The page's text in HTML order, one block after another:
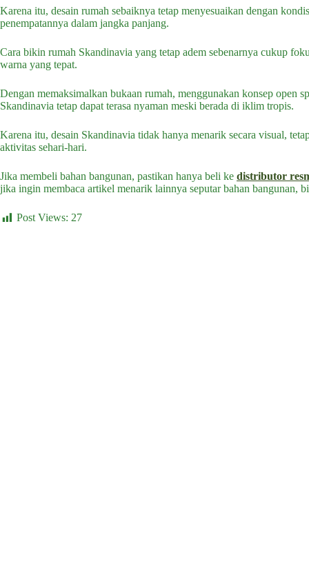
Karena itu, desain rumah sebaiknya tetap menyesuaikan dengan
penempatannya dalam jangka panjang.
Cara bikin rumah Skandinavia yang tetap adem sebenarnya cukup
warna yang tepat.
Dengan memaksimalkan bukaan rumah, menggunakan konsep open
Skandinavia tetap dapat terasa nyaman meski berada di iklim tropis.
Karena itu, desain Skandinavia tidak hanya menarik secara visual,
aktivitas sehari-hari.
Jika membeli bahan bangunan, pastikan hanya beli ke distributor
jika ingin membaca artikel menarik lainnya seputar bahan bangunan,
Post Views: 27